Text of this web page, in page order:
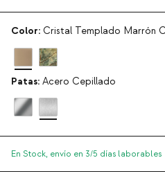
Color: Cristal Templado Marrón
Patas: Acero Cepillado
En Stock, envío en 3/5 días laborables